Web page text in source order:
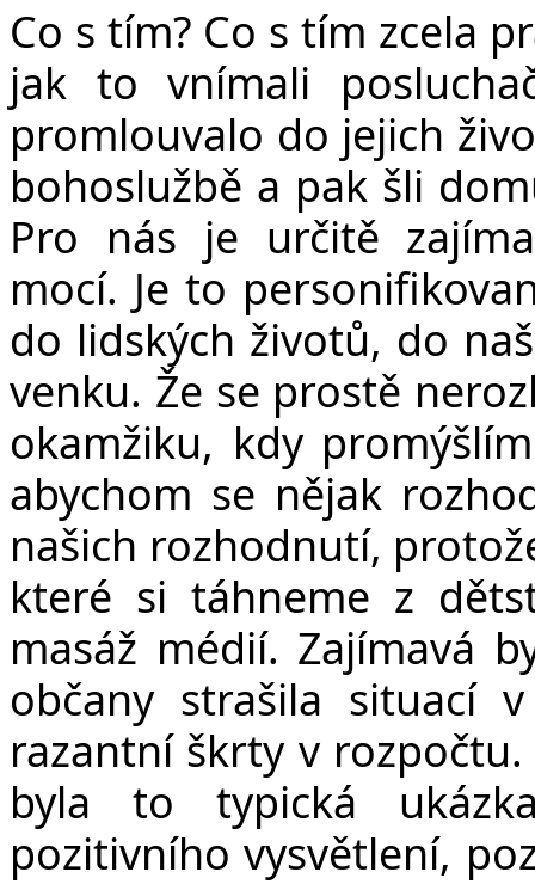
Co s tím? Co s tím zcela
jak to vnímali
promlouvalo do jejich
bohoslužbě a pak šli
Pro nás je určitě
mocí. Je to
do lidských životů, do
venku. Že se prostě
okamžiku, kdy
abychom se nějak
našich rozhodnutí,
které si táhneme z
masáž médií. Zajímavá
občany strašila situací
razantní škrty v
byla to typická
pozitivního vysvětlení,